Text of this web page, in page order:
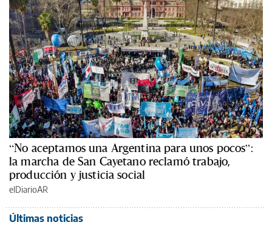
“No aceptamos una Argentina para unos pocos”:
la marcha de San Cayetano reclamó trabajo,
producción y justicia social
elDiarioAR
Últimas noticias